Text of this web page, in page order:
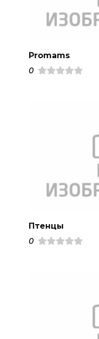
Promams
0
Птенцы
0